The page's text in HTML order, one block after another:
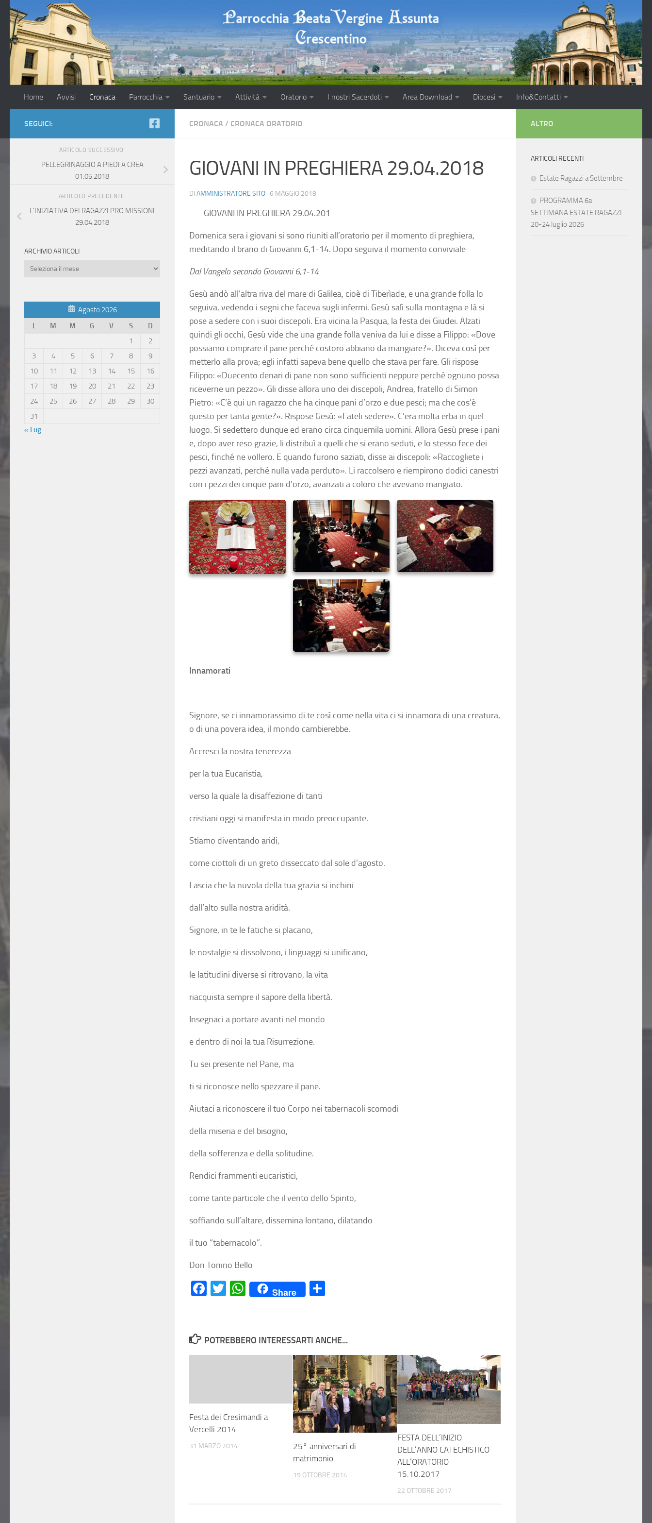
Salta al contenuto
Home Avvisi Cronaca Parrocchia Santuario Attività Oratorio I nostri Sacerdoti Area Download Diocesi Info&Contatti
CRONACA / CRONACA ORATORIO
GIOVANI IN PREGHIERA 29.04.2018
DI AMMINISTRATORE SITO · 6 MAGGIO 2018
GIOVANI IN PREGHIERA 29.04.201
Domenica sera i giovani si sono riuniti all’oratorio per il momento di preghiera,
meditando il brano di Giovanni 6,1-14. Dopo seguiva il momento conviviale
Dal Vangelo secondo Giovanni 6,1-14
Gesù andò all’altra riva del mare di Galilea, cioè di Tiberìade, e una grande folla lo
seguiva, vedendo i segni che faceva sugli infermi. Gesù salì sulla montagna e là si
pose a sedere con i suoi discepoli. Era vicina la Pasqua, la festa dei Giudei. Alzati
quindi gli occhi, Gesù vide che una grande folla veniva da lui e disse a Filippo: «Dove
possiamo comprare il pane perché costoro abbiano da mangiare?». Diceva così per
metterlo alla prova; egli infatti sapeva bene quello che stava per fare. Gli rispose
Filippo: «Duecento denari di pane non sono sufficienti neppure perché ognuno possa
riceverne un pezzo». Gli disse allora uno dei discepoli, Andrea, fratello di Simon
Pietro: «C’è qui un ragazzo che ha cinque pani d’orzo e due pesci; ma che cos’è
questo per tanta gente?». Rispose Gesù: «Fateli sedere». C’era molta erba in quel
luogo. Si sedettero dunque ed erano circa cinquemila uomini. Allora Gesù prese i pani
e, dopo aver reso grazie, li distribuì a quelli che si erano seduti, e lo stesso fece dei
pesci, finché ne vollero. E quando furono saziati, disse ai discepoli: «Raccogliete i
pezzi avanzati, perché nulla vada perduto». Li raccolsero e riempirono dodici canestri
con i pezzi dei cinque pani d’orzo, avanzati a coloro che avevano mangiato.
Innamorati
Signore, se ci innamorassimo di te così come nella vita ci si innamora di una creatura,
o di una povera idea, il mondo cambierebbe.
Accresci la nostra tenerezza
per la tua Eucaristia,
verso la quale la disaffezione di tanti
cristiani oggi si manifesta in modo preoccupante.
Stiamo diventando aridi,
come ciottoli di un greto disseccato dal sole d’agosto.
Lascia che la nuvola della tua grazia si inchini
dall’alto sulla nostra aridità.
Signore, in te le fatiche si placano,
le nostalgie si dissolvono, i linguaggi si unificano,
le latitudini diverse si ritrovano, la vita
riacquista sempre il sapore della libertà.
Insegnaci a portare avanti nel mondo
e dentro di noi la tua Risurrezione.
Tu sei presente nel Pane, ma
ti si riconosce nello spezzare il pane.
Aiutaci a riconoscere il tuo Corpo nei tabernacoli scomodi
della miseria e del bisogno,
della sofferenza e della solitudine.
Rendici frammenti eucaristici,
come tante particole che il vento dello Spirito,
soffiando sull’altare, dissemina lontano, dilatando
il tuo “tabernacolo”.
Don Tonino Bello
Facebook
Twitter
WhatsApp
Share
POTREBBERO INTERESSARTI ANCHE...
Festa dei Cresimandi a
Vercelli 2014
31 MARZO 2014
25° anniversari di
matrimonio
19 OTTOBRE 2014
FESTA DELL’INIZIO
DELL’ANNO CATECHISTICO
ALL’ORATORIO
15.10.2017
22 OTTOBRE 2017
SEGUICI:
ARTICOLO SUCCESSIVO
PELLEGRINAGGIO A PIEDI A CREA
01.05.2018
ARTICOLO PRECEDENTE
L’INIZIATIVA DEI RAGAZZI PRO MISSIONI
29.04.2018
ARCHIVIO ARTICOLI
Archivio
Agosto 2026
L
M M G V S
D
1
2
3
4 5 6 7 8
9
10
11 12 13 14 15
16
17
18 19 20 21 22
23
24
25 26 27 28 29
30
31
« Lug
ALTRO
ARTICOLI RECENTI
Estate Ragazzi a Settembre
PROGRAMMA 6a
SETTIMANA ESTATE RAGAZZI
20-24 luglio 2026